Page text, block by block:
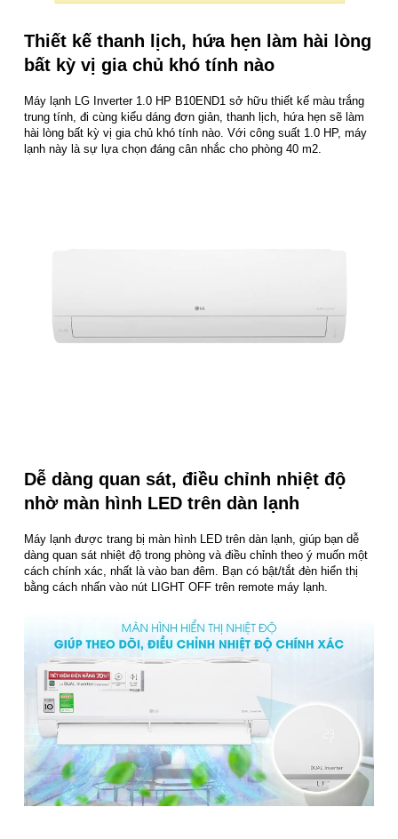
Thiết kế thanh lịch, hứa hẹn làm hài lòng
bất kỳ vị gia chủ khó tính nào
Máy lạnh LG Inverter 1.0 HP B10END1 sở hữu thiết kế màu trắng
trung tính, đi cùng kiểu dáng đơn giản, thanh lịch, hứa hẹn sẽ làm
hài lòng bất kỳ vị gia chủ khó tính nào. Với công suất 1.0 HP, máy
lạnh này là sự lựa chọn đáng cân nhắc cho phòng 40 m2.
Dễ dàng quan sát, điều chỉnh nhiệt độ
nhờ màn hình LED trên dàn lạnh
Máy lạnh được trang bị màn hình LED trên dàn lạnh, giúp bạn dễ
dàng quan sát nhiệt độ trong phòng và điều chỉnh theo ý muốn một
cách chính xác, nhất là vào ban đêm. Bạn có bật/tắt đèn hiển thị
bằng cách nhấn vào nút LIGHT OFF trên remote máy lạnh.